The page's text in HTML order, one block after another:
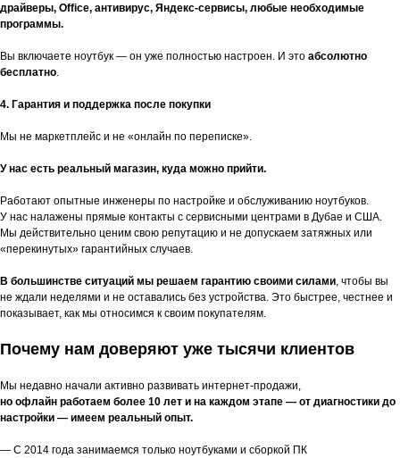
драйверы, Office, антивирус, Яндекс-сервисы, любые необходимые
программы.
Вы включаете ноутбук — он уже полностью настроен. И это абсолютно
бесплатно.
4. Гарантия и поддержка после покупки
Мы не маркетплейс и не «онлайн по переписке».
У нас есть реальный магазин, куда можно прийти.
Работают опытные инженеры по настройке и обслуживанию ноутбуков.
У нас налажены прямые контакты с сервисными центрами в Дубае и США.
Мы действительно ценим свою репутацию и не допускаем затяжных или
«перекинутых» гарантийных случаев.
В большинстве ситуаций мы решаем гарантию своими силами, чтобы вы
не ждали неделями и не оставались без устройства. Это быстрее, честнее и
показывает, как мы относимся к своим покупателям.
Почему нам доверяют уже тысячи клиентов
Мы недавно начали активно развивать интернет-продажи,
но офлайн работаем более 10 лет и на каждом этапе — от диагностики до
настройки — имеем реальный опыт.
— С 2014 года занимаемся только ноутбуками и сборкой ПК